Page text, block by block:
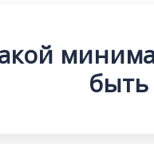
быть